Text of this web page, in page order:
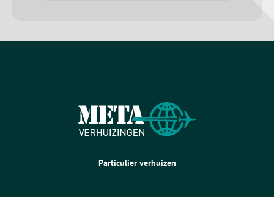
Particulier verhuizen